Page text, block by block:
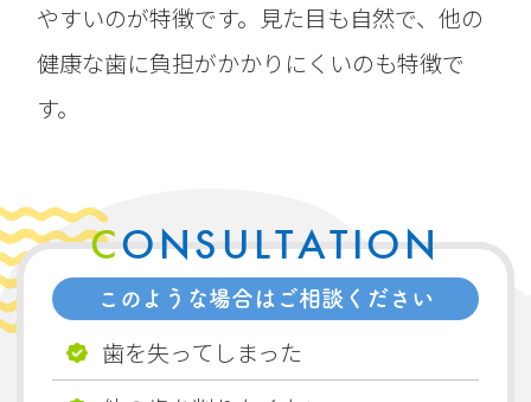
やすいのが特徴です。見た目も自然で、他の
健康な歯に負担がかかりにくいのも特徴で
す。
CONSULTATION
このような場合はご相談ください
歯を失ってしまった